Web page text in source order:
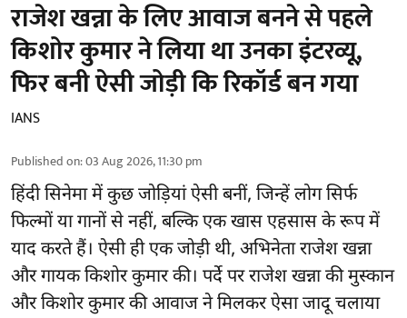
राजेश खन्ना के लिए आवाज बनने से पहले
किशोर कुमार ने लिया था उनका इंटरव्यू,
फिर बनी ऐसी जोड़ी कि रिकॉर्ड बन गया
IANS
Published on:03 Aug 2026, 11:30 pm
हिंदी सिनेमा में कुछ जोड़ियां ऐसी बनीं, जिन्हें लोग सिर्फ
फिल्मों या गानों से नहीं, बल्कि एक खास एहसास के रूप में
याद करते हैं। ऐसी ही एक जोड़ी थी, अभिनेता राजेश खन्ना
और गायक किशोर कुमार की। पर्दे पर राजेश खन्ना की मुस्कान
और किशोर कुमार कीआवाजने मिलकर ऐसा जादू चलाया